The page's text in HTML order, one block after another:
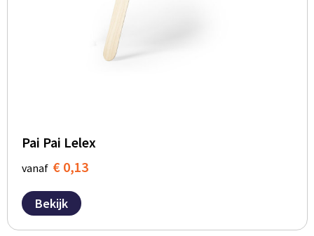
Pai Pai Lelex
vanaf € 0,13
Bekijk